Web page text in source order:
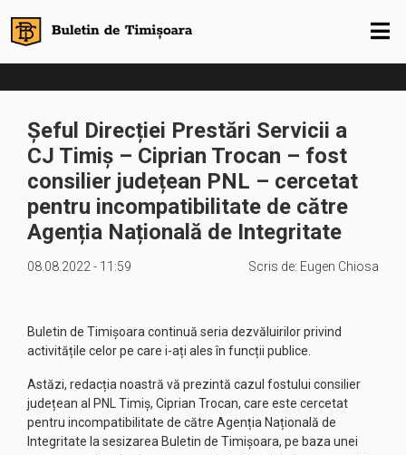
Șeful Direcției Prestări Servicii a
CJ Timiș – Ciprian Trocan – fost
consilier județean PNL – cercetat
pentru incompatibilitate de către
Agenția Națională de Integritate
08.08.2022 - 11:59 Scris de: Eugen Chiosa
Buletin de Timișoara continuă seria dezvăluirilor privind
activitățile celor pe care i-ați ales în funcții publice.
Astăzi, redacția noastră vă prezintă cazul fostului consilier
județean al PNL Timiș, Ciprian Trocan, care este cercetat
pentru incompatibilitate de către Agenția Națională de
Integritate la sesizarea Buletin de Timișoara, pe baza unei